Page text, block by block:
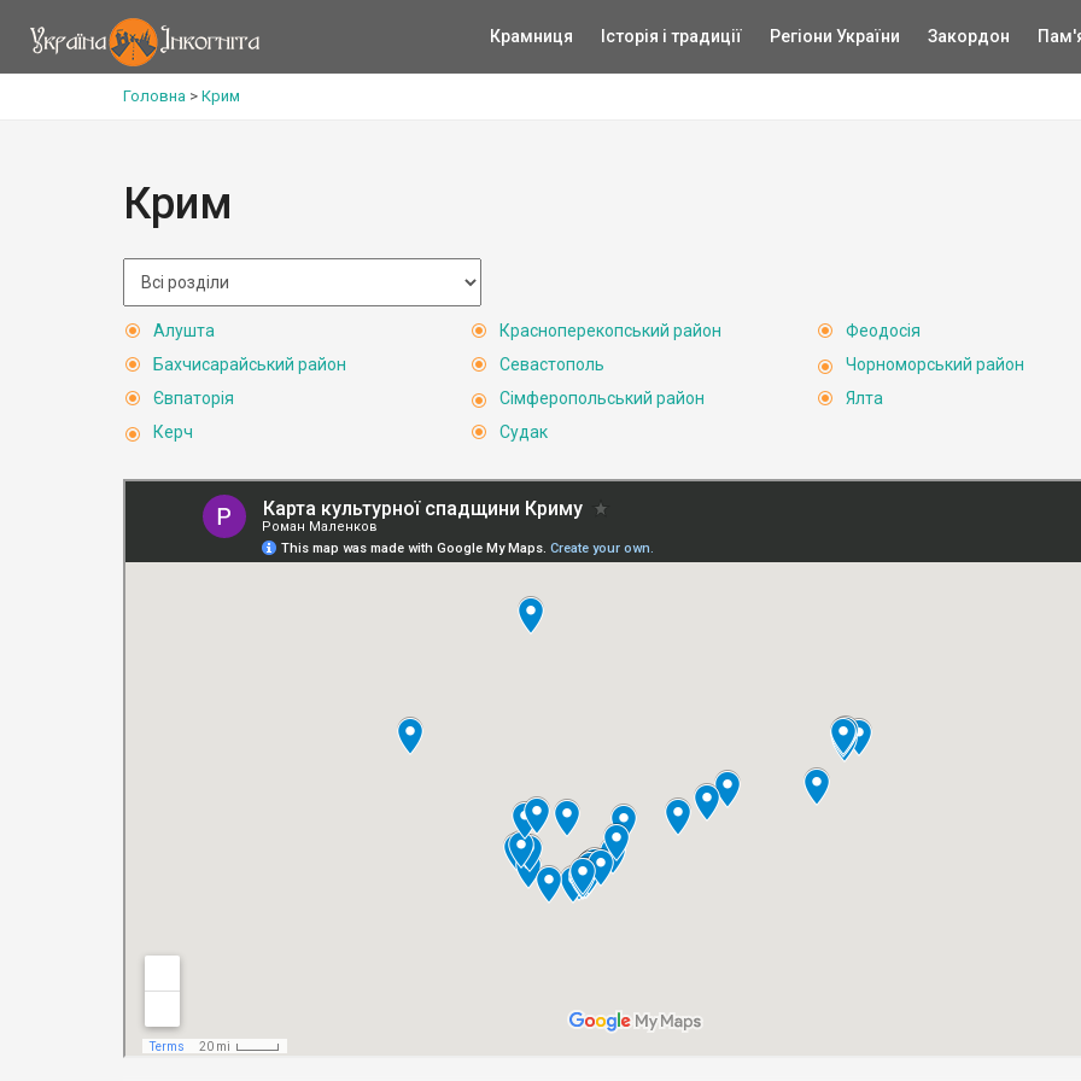
Крамниця Історія і традиції Регіони України Закордон
Головна > Крим
Крим
Алушта
Бахчисарайський район
Євпаторія
Керч
Красноперекопський район
Севастополь
Сімферопольський район
Судак
Феодосія
Чорноморський район
Ялта